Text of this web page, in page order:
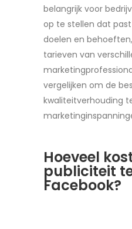
belangrijk voor
op te stellen dat
doelen en
tarieven van
vergelijken om de
kwaliteitverhouding
Hoeveel
publiciteit
Facebook?